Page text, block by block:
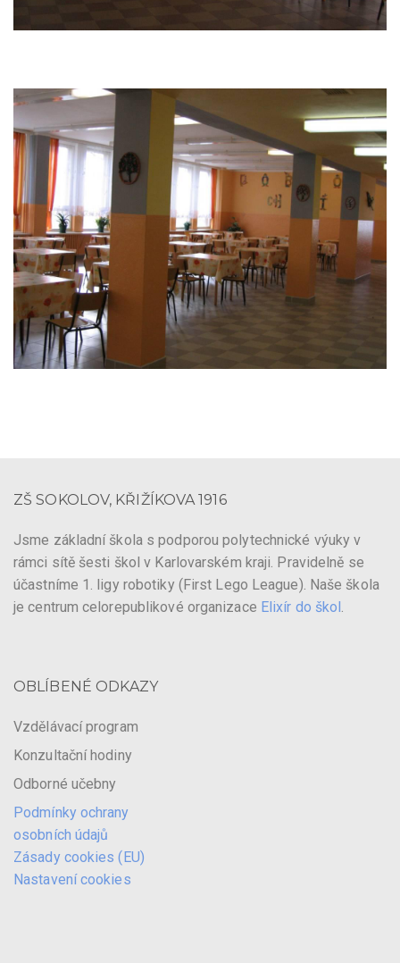
ZŠ SOKOLOV, KŘIŽÍKOVA 1916
Jsme základní škola s podporou polytechnické výuky v
rámci sítě šesti škol v Karlovarském kraji. Pravidelně se
účastníme 1. ligy robotiky (First Lego League). Naše škola
je centrum celorepublikové organizace Elixír do škol.
OBLÍBENÉ ODKAZY
Vzdělávací program
Konzultační hodiny
Odborné učebny
Podmínky ochrany
osobních údajů
Zásady cookies (EU)
Nastavení cookies